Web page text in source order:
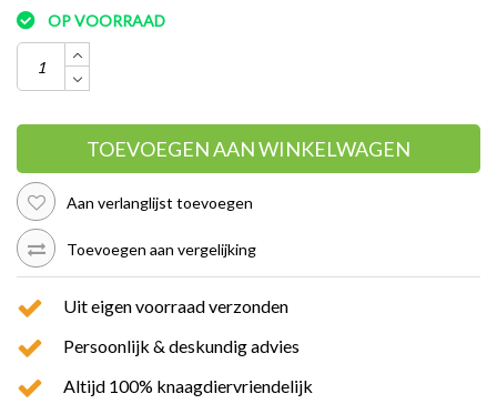
OP VOORRAAD
TOEVOEGEN AAN WINKELWAGEN
Aan verlanglijst toevoegen
Toevoegen aan vergelijking
Uit eigen voorraad verzonden
Persoonlijk & deskundig advies
Altijd 100% knaagdiervriendelijk